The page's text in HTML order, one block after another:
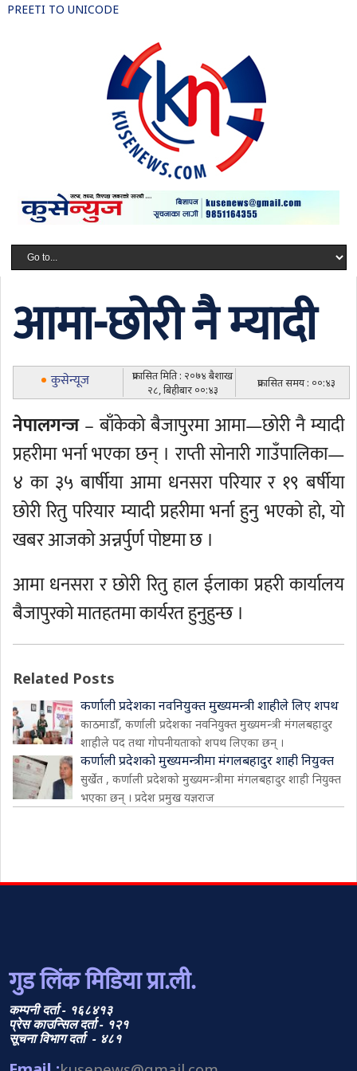
PREETI TO UNICODE
आमा-छोरी नै म्यादी
कुसेन्यूज
प्रकासित मिति : २०७४ बैशाख
२८, बिहीबार ००:४३
प्रकासित समय : ००:४३
नेपालगन्ज– बाँकेको बैजापुरमा आमा—छोरी नै म्यादी
प्रहरीमा भर्ना भएका छन् । राप्ती सोनारी गाउँपालिका—
४ का ३५ बार्षीया आमा धनसरा परियार र १९ बर्षीया
छोरी रितु परियार म्यादी प्रहरीमा भर्ना हुनु भएको हो, यो
खबर आजको अन्नर्पुर्ण पोष्टमा छ ।
आमा धनसरा र छोरी रितु हाल ईलाका प्रहरी कार्यालय
बैजापुरको मातहतमा कार्यरत हुनुहुन्छ ।
Related Posts
कर्णाली प्रदेशका नवनियुक्त मुख्यमन्त्री शाहीले लिए शपथ
काठमाडौँ, कर्णाली प्रदेशका नवनियुक्त मुख्यमन्त्री मंगलबहादुर
शाहीले पद तथा गोपनीयताको शपथ लिएका छन् ।
कर्णाली प्रदेशको मुख्यमन्त्रीमा मंगलबहादुर शाही नियुक्त
सुर्खेत , कर्णाली प्रदेशको मुख्यमन्त्रीमा मंगलबहादुर शाही नियुक्त
भएका छन् । प्रदेश प्रमुख यज्ञराज
गुड लिंक मिडिया प्रा.ली.
कम्पनी दर्ता - १६८४१३
प्रेस काउन्सिल दर्ता - १२१
सूचना विभाग दर्ता - ४८१